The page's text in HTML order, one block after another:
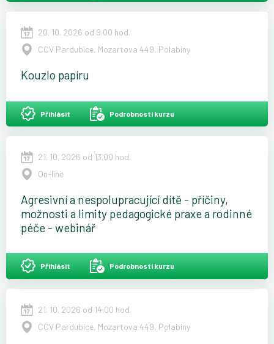
20. 10. 2026 od 9.00 hod.
CCV Pardubice, Mozartova 449, Polabiny
Kouzlo papíru
Přihlásit Podrobnosti kurzu
21. 10. 2026 od 13.00 hod.
On-line
Agresivní a nespolupracující dítě - příčiny,
možnosti a limity pedagogické praxe a rodinné
péče - webinář
Přihlásit Podrobnosti kurzu
21. 10. 2026 od 14.00 hod.
CCV Pardubice, Mozartova 449, Polabiny